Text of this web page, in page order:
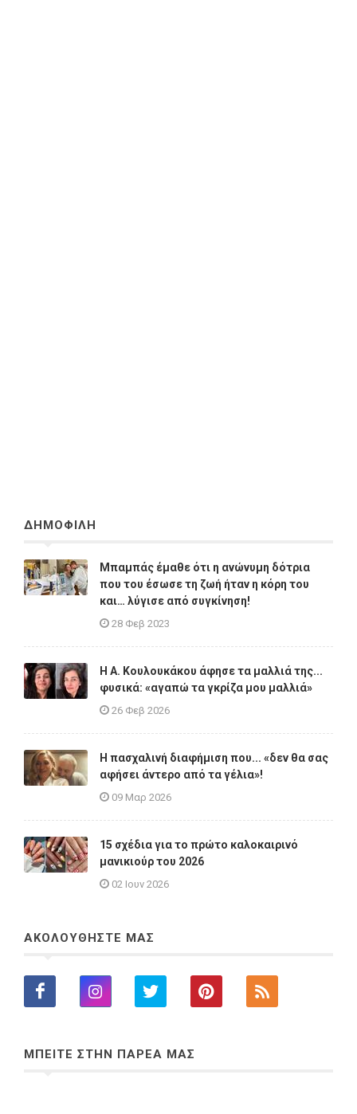
ΔΗΜΟΦΙΛΗ
Μπαμπάς έμαθε ότι η ανώνυμη δότρια
που του έσωσε τη ζωή ήταν η κόρη του
και… λύγισε από συγκίνηση!
28 Φεβ 2023
Η A. Κουλουκάκου άφησε τα μαλλιά της...
φυσικά: «αγαπώ τα γκρίζα μου μαλλιά»
26 Φεβ 2026
Η πασχαλινή διαφήμιση που... «δεν θα σας
αφήσει άντερο από τα γέλια»!
09 Μαρ 2026
15 σχέδια για το πρώτο καλοκαιρινό
μανικιούρ του 2026
02 Ιουν 2026
ΑΚΟΛΟΥΘΗΣΤΕ ΜΑΣ
ΜΠΕΙΤΕ ΣΤΗΝ ΠΑΡΕΑ ΜΑΣ